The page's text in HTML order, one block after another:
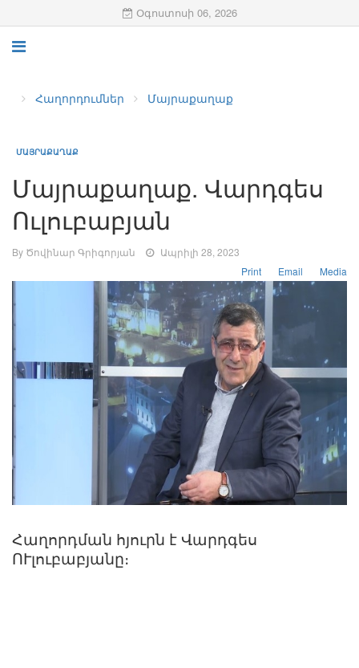
Օգոստոսի 06, 2026
Հաղորդումներ Մայրաքաղաք
ՄԱՅՐԱՔԱՂԱՔ
Մայրաքաղաք. Վարդգես
Ուլուբաբյան
By Ծովինար Գրիգորյան
Ապրիլի 28, 2023
Print
Email Media
Հաղորդման հյուրն է Վարդգես
ՈՒլուբաբյանը։